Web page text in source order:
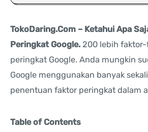
TokoDaring.Com – Ketahui Apa
Peringkat Google. 200 lebih
peringkat Google. Anda mungkin
Google menggunakan banyak sekali
penentuan faktor peringkat dalam
Table of Contents